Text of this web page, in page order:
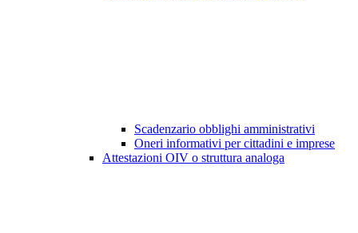
Scadenzario obblighi amministrativi
Oneri informativi per cittadini e imprese
Attestazioni OIV o struttura analoga